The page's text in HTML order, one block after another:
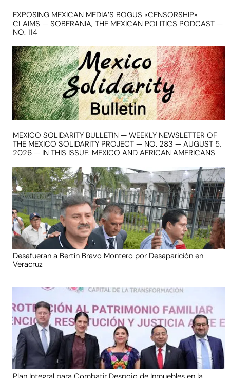
EXPOSING MEXICAN MEDIA’S BOGUS «CENSORSHIP»
CLAIMS — SOBERANIA, THE MEXICAN POLITICS PODCAST —
NO. 114
MEXICO SOLIDARITY BULLETIN — WEEKLY NEWSLETTER OF
THE MEXICO SOLIDARITY PROJECT — NO. 283 — AUGUST 5,
2026 — IN THIS ISSUE: MEXICO AND AFRICAN AMERICANS
Desafueran a Bertín Bravo Montero por Desaparición en
Veracruz